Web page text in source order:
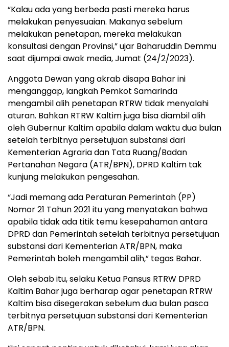
“Kalau ada yang berbeda pasti mereka harus
melakukan penyesuaian. Makanya sebelum
melakukan penetapan, mereka melakukan
konsultasi dengan Provinsi,” ujar Baharuddin Demmu
saat dijumpai awak media, Jumat (24/2/2023).
Anggota Dewan yang akrab disapa Bahar ini
menganggap, langkah Pemkot Samarinda
mengambil alih penetapan RTRW tidak menyalahi
aturan. Bahkan RTRW Kaltim juga bisa diambil alih
oleh Gubernur Kaltim apabila dalam waktu dua bulan
setelah terbitnya persetujuan substansi dari
Kementerian Agraria dan Tata Ruang/Badan
Pertanahan Negara (ATR/BPN), DPRD Kaltim tak
kunjung melakukan pengesahan.
“Jadi memang ada Peraturan Pemerintah (PP)
Nomor 21 Tahun 2021 itu yang menyatakan bahwa
apabila tidak ada titik temu kesepahaman antara
DPRD dan Pemerintah setelah terbitnya persetujuan
substansi dari Kementerian ATR/BPN, maka
Pemerintah boleh mengambil alih,” tegas Bahar.
Oleh sebab itu, selaku Ketua Pansus RTRW DPRD
Kaltim Bahar juga berharap agar penetapan RTRW
Kaltim bisa disegerakan sebelum dua bulan pasca
terbitnya persetujuan substansi dari Kementerian
ATR/BPN.